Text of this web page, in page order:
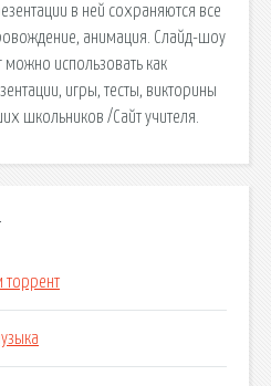
в ней сохраняются все
анимация. Слайд-шоу
можно использовать как
игры, тесты, викторины
школьников /Сайт учителя.
торрент